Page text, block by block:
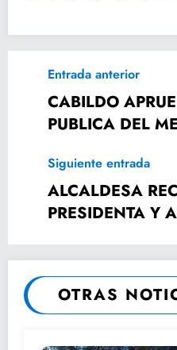
Entrada anterior
CABILDO
PUBLICA DEL
Siguiente entrada
ALCALDESA
PRESIDENTA Y
OTRAS